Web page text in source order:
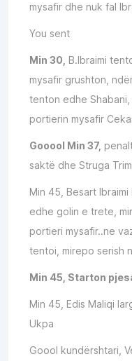
mysafir dhe nuk fal
You sent
Min 30, B.Ibraimi
mysafir grushton,
tenton edhe
portierin mysafir
Gooool Min 37,
saktë dhe Struga
Min 45, Besart
edhe golin e trete,
portieri mysafir..ne
tentoi, mirepo serish
Min 45, Starton
Min 45, Edis Maliqi
Ukpa
Goool kundërshtari,